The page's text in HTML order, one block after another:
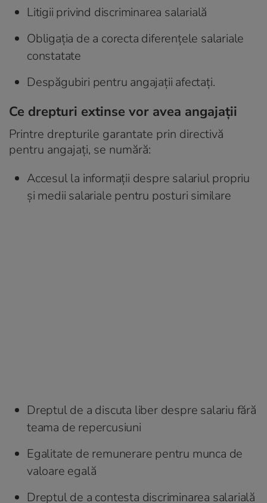
Litigii privind discriminarea salarială
Obligația de a corecta diferențele salariale
constatate
Despăgubiri pentru angajații afectați.
Ce drepturi extinse vor avea angajații
Printre drepturile garantate prin directivă
pentru angajați, se numără:
Accesul la informații despre salariul propriu
și medii salariale pentru posturi similare
Dreptul de a discuta liber despre salariu fără
teama de repercusiuni
Egalitate de remunerare pentru munca de
valoare egală
Dreptul de a contesta discriminarea salarială